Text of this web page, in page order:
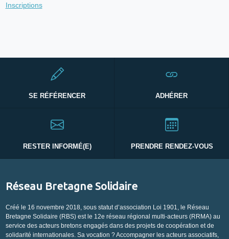
Inscriptions
SE RÉFÉRENCER ADHÉRER
RESTER INFORMÉ(E) PRENDRE RENDEZ-VOUS
Réseau Bretagne Solidaire
Créé le 16 novembre 2018, sous statut d’association Loi 1901, le Réseau
Bretagne Solidaire (RBS) est le 12e réseau régional multi-acteurs (RRMA) au
service des acteurs bretons engagés dans des projets de coopération et de
solidarité internationales. Sa vocation ? Accompagner les acteurs associatifs,